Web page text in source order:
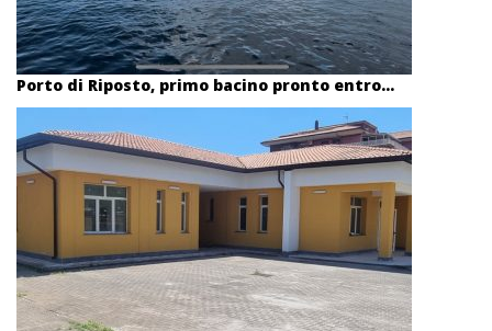
Porto di Riposto, primo bacino pronto entro...